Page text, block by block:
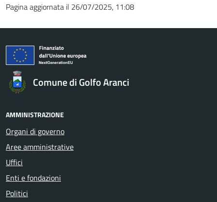
Pagina aggiornata il 26/07/2025, 11:08
Comune di Golfo Aranci
AMMINISTRAZIONE
Organi di governo
Aree amministrative
Uffici
Enti e fondazioni
Politici